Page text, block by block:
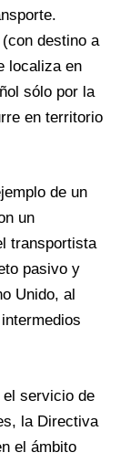
(con destino a
localiza en
sólo por la
en territorio
de un
un
transportista
pasivo y
Unido, al
el servicio de
la Directiva
el ámbito